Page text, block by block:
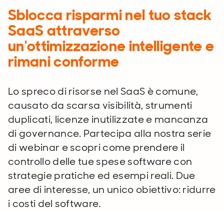
Sblocca risparmi nel tuo stack
SaaS attraverso
un'ottimizzazione intelligente e
rimani conforme
Lo spreco di risorse nel SaaS è comune,
causato da scarsa visibilità, strumenti
duplicati, licenze inutilizzate e mancanza
di governance. Partecipa alla nostra serie
di webinar e scopri come prendere il
controllo delle tue spese software con
strategie pratiche ed esempi reali. Due
aree di interesse, un unico obiettivo: ridurre
i costi del software.